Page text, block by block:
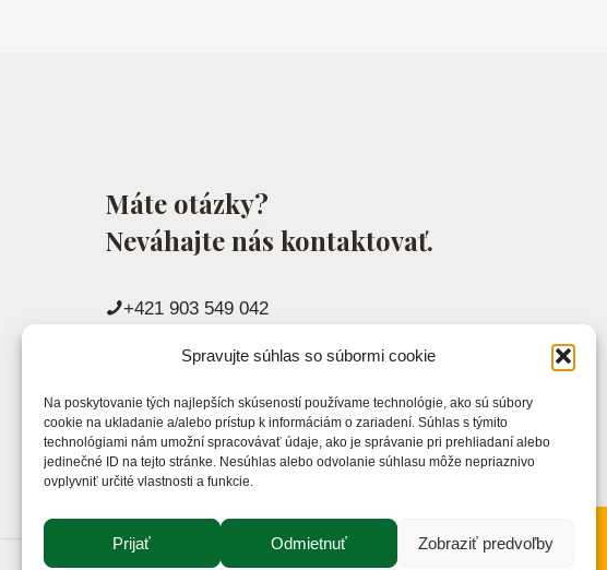
Spravujte súhlas so súbormi cookie
Na poskytovanie tých najlepších skúseností používame technológie, ako sú súbory
cookie na ukladanie a/alebo prístup k informáciám o zariadení. Súhlas s týmito
technológiami nám umožní spracovávať údaje, ako je správanie pri prehliadaní alebo
jedinečné ID na tejto stránke. Nesúhlas alebo odvolanie súhlasu môže nepriaznivo
ovplyvniť určité vlastnosti a funkcie.
Prijať Odmietnuť Zobraziť predvoľby
Máte otázky?
Neváhajte nás kontaktovať.
+421 903 549 042
info@markossro.sk